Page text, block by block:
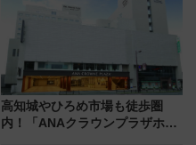
高知城やひろめ市場も徒歩圏
内！「ANAクラウンプラザホテ